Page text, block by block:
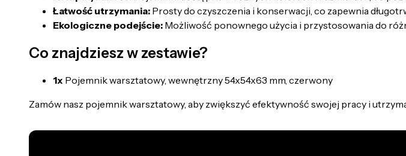
Łatwość utrzymania: Prosty do czyszczenia i konserwacji, co zapewnia
Ekologiczne podejście: Możliwość ponownego użycia i przystosowania do
Co znajdziesz w zestawie?
1x Pojemnik warsztatowy, wewnętrzny 54x54x63 mm, czerwony
Zamów nasz pojemnik warsztatowy, aby zwiększyć efektywność swojej pracy i